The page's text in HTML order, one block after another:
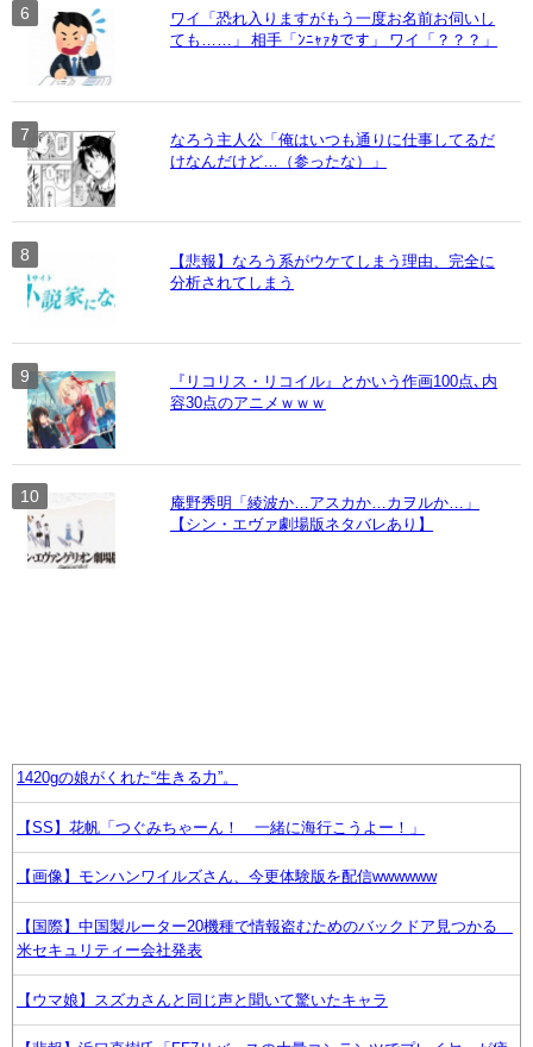
ワイ「恐れ入りますがもう一度お名前お伺いし
ても……」 相手「ﾝﾆｬｧﾀです」 ワイ「？？？」
なろう主人公「俺はいつも通りに仕事してるだ
けなんだけど…（参ったな）」
【悲報】なろう系がウケてしまう理由、完全に
分析されてしまう
『リコリス・リコイル』とかいう作画100点､内
容30点のアニメｗｗｗ
庵野秀明「綾波か…アスカか…カヲルか…」
【シン・エヴァ劇場版ネタバレあり】
1420gの娘がくれた“生きる力”。
【SS】花帆「つぐみちゃーん！ 一緒に海行こうよー！」
【画像】モンハンワイルズさん、今更体験版を配信wwwwww
【国際】中国製ルーター20機種で情報盗むためのバックドア見つかる
米セキュリティー会社発表
【ウマ娘】スズカさんと同じ声と聞いて驚いたキャラ